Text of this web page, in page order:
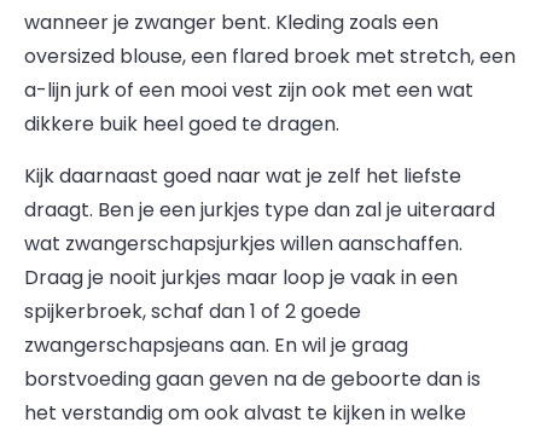
wanneer je zwanger bent. Kleding zoals een
oversized blouse, een flared broek met stretch, een
a-lijn jurk of een mooi vest zijn ook met een wat
dikkere buik heel goed te dragen.
Kijk daarnaast goed naar wat je zelf het liefste
draagt. Ben je een jurkjes type dan zal je uiteraard
wat zwangerschapsjurkjes willen aanschaffen.
Draag je nooit jurkjes maar loop je vaak in een
spijkerbroek, schaf dan 1 of 2 goede
zwangerschapsjeans aan. En wil je graag
borstvoeding gaan geven na de geboorte dan is
het verstandig om ook alvast te kijken in welke